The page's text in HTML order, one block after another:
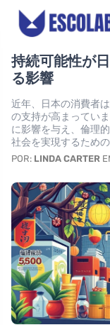
持続可能性が
る影響
近年、日本の消費者
の支持が高まってい
に影響を与え、倫理
社会を実現するため
POR: LINDA CARTER